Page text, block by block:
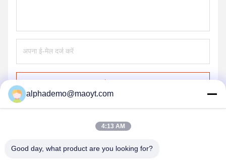
alphademo@maoyt.com
4:13 AM
Good day, what product are you looking for?